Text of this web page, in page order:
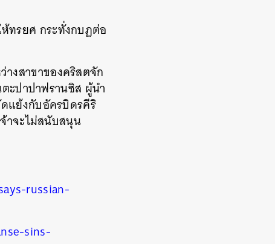
ทรยศ กระทั่งกบฏต่อ
งสาขาของคริสตจัก
ะปาปาฟรานซิส ผู้นำ
แย้งกับอัครบิดรคีริ
าจะไม่สนับสนุน
russian-
sins-